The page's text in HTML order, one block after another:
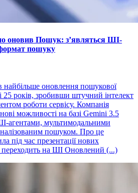
оновив Пошук: з’являться ШІ-
пошуку
найбільше оновлення пошукової
25 років, зробивши штучний інтелект
роботи сервісу. Компанія
можливості на базі Gemini 3.5
агентами, мультимодальними
пошуком. Про це
під час презентації нових
на ШІ Оновлений (...)